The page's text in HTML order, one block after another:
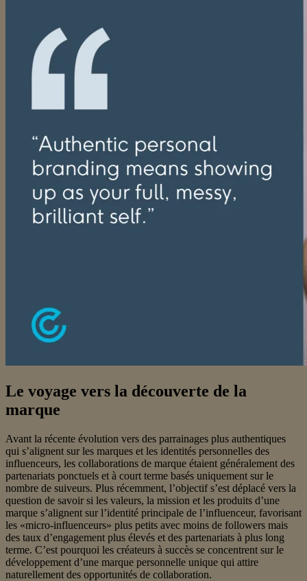
Le voyage vers la découverte de la
marque
Avant la récente évolution vers des parrainages plus authentiques
qui s’alignent sur les marques et les identités personnelles des
influenceurs, les collaborations de marque étaient généralement des
partenariats ponctuels et à court terme basés uniquement sur le
nombre de suiveurs. Plus récemment, l’objectif s’est déplacé vers la
question de savoir si les valeurs, la mission et les produits d’une
marque s’alignent sur l’identité principale de l’influenceur, favorisant
les «micro-influenceurs» plus petits avec moins de followers mais
des taux d’engagement plus élevés et des partenariats à plus long
terme. C’est pourquoi les créateurs à succès se concentrent sur le
développement d’une marque personnelle unique qui attire
naturellement des opportunités de collaboration.